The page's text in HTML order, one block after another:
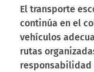
El transporte
continúa en el
vehículos
rutas
responsabilidad